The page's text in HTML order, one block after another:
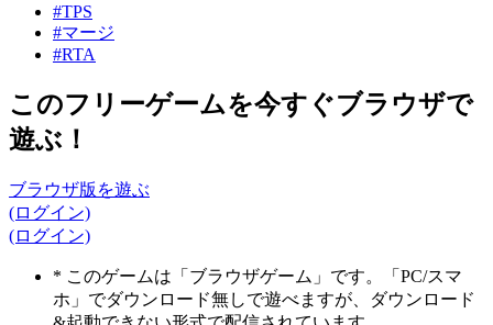
#TPS
#マージ
#RTA
このフリーゲームを今すぐブラウザで
遊ぶ！
ブラウザ版を遊ぶ
(ログイン)
(ログイン)
* このゲームは「ブラウザゲーム」です。「PC/スマ
ホ」でダウンロード無しで遊べますが、ダウンロード